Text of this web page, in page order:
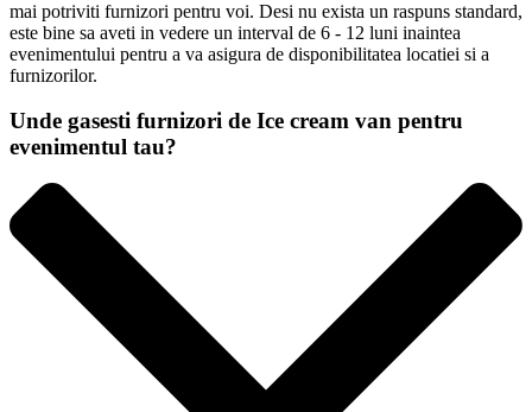
mai potriviti furnizori pentru voi. Desi nu exista un raspuns standard,
este bine sa aveti in vedere un interval de 6 - 12 luni inaintea
evenimentului pentru a va asigura de disponibilitatea locatiei si a
furnizorilor.
Unde gasesti furnizori de Ice cream van pentru
evenimentul tau?